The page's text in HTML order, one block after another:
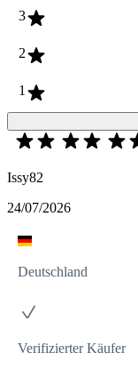
3
2
1
Issy82
24/07/2026
Deutschland
Verifizierter Käufer